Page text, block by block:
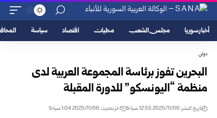
أخبار سوريا مجلس الشعب محليات اقتصاد سياسة
دولي
البحرين تفوز برئاسة المجموعة العربية لدى
منظمة “اليونسكو” للدورة المقبلة
تاريخ النشر: 2025/11/06 12:55 صباحًا اخر تحديث: 2025/11/06 1:04 صباحًا